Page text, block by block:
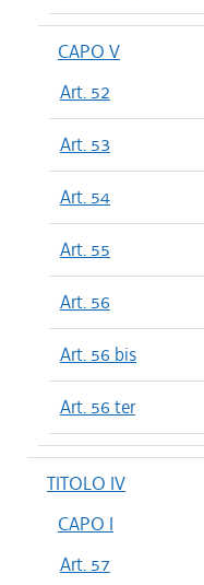
CAPO V
Art. 52
Art. 53
Art. 54
Art. 55
Art. 56
Art. 56 bis
Art. 56 ter
TITOLO IV
CAPO I
Art. 57